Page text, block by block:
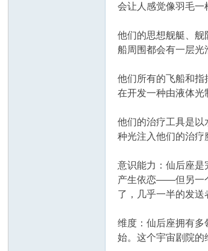
会让人感觉像羽毛一
他们的思想舰艇、舰
船周围都会有一层光
他们所有的飞船和
在开发一种由液体光
他们的治疗工具是
种光注入他们的治疗
意识能力：仙后座
产生依恋——但另一
了，几乎一半的发送
维度：仙后座拥有
始。这个宇宙剧院的